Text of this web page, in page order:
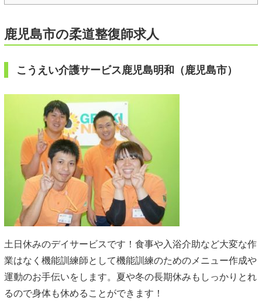
鹿児島市の柔道整復師求人
こうえい介護サービス鹿児島明和（鹿児島市）
土日休みのデイサービスです！食事や入浴介助など大変な作
業はなく機能訓練師として機能訓練のためのメニュー作成や
運動のお手伝いをします。夏や冬の長期休みもしっかりとれ
るので身体も休めることができます！